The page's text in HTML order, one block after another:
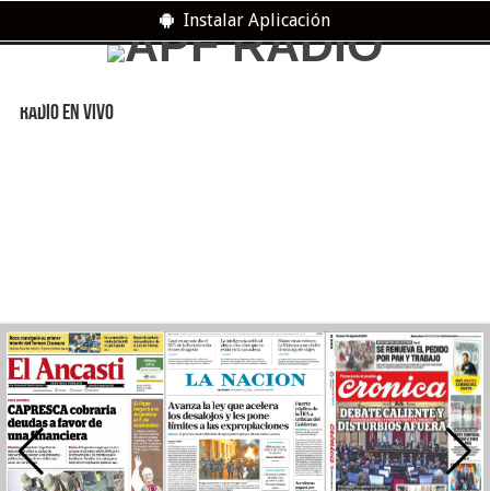
Instalar Aplicación
RADIO EN VIVO